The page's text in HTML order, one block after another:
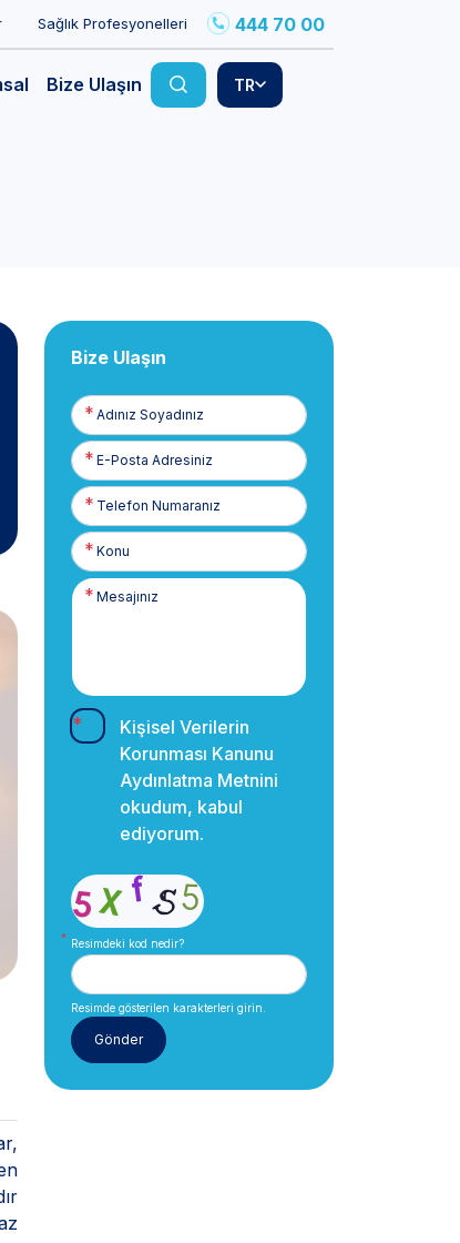
Sağlık Profesyonelleri 444 70 00
Bize Ulaşın TR
Bize Ulaşın
Adınız
Soyadınız
E-
Posta
Telefon
Numaranız
Kişisel Verilerin
Korunması Kanunu
Aydınlatma Metnini
okudum, kabul
ediyorum.
Resimdeki kod nedir?
Resimde gösterilen karakterleri girin.